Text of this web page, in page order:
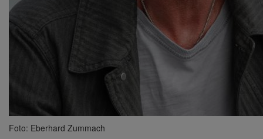
Foto: Eberhard Zummach